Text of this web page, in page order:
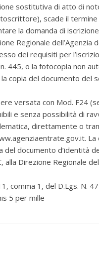
sostitutiva di atto di
, scade il
la domanda di
Regionale dell’Agenzia
dei requisiti per
o la fotocopia non
copia del documento del
versata con Mod. F24
e senza possibilità di
direttamente o
del documento d’identità
Direzione Regionale
comma 1, del D.Lgs. N.
5 per mille